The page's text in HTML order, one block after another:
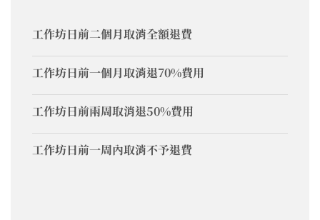
工作坊日前二個月取消全額退費
工作坊日前一個月取消退70%費用
工作坊日前兩周取消退50%費用
工作坊日前一周內取消不予退費